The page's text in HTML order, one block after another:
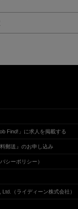
Find!」に求人を掲載する
郵送』のお申し込み
シーポリシー）
（ライディーン株式会社）